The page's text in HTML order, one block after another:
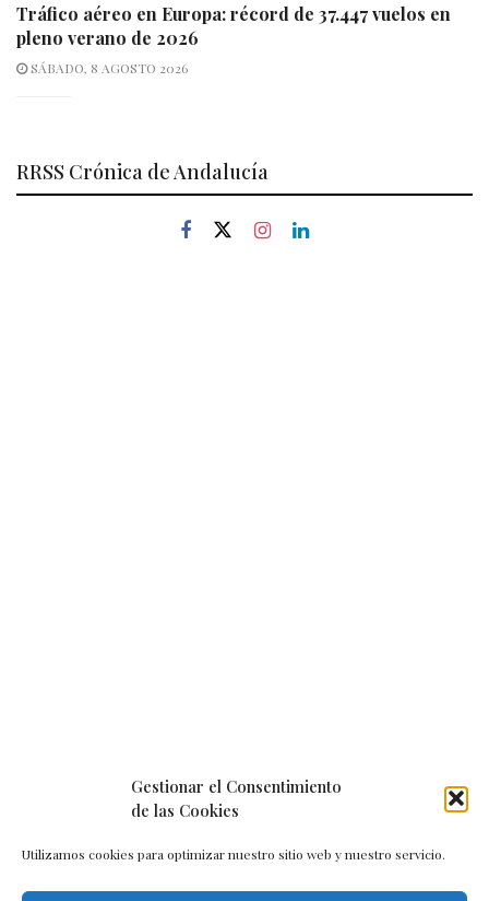
Gestionar el Consentimiento
de las Cookies
Utilizamos cookies para optimizar nuestro sitio web y nuestro servicio.
Tráfico aéreo en Europa: récord de 37.447 vuelos en
pleno verano de 2026
SÁBADO, 8 AGOSTO 2026
RRSS Crónica de Andalucía